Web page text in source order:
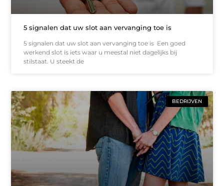
5 signalen dat uw slot aan vervanging toe is
5 signalen dat uw slot aan vervanging toe is Een goed
werkend slot is iets waar u meestal niet dagelijks bij
stilstaat. U steekt de
BEDRIJVEN